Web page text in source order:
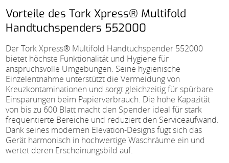
Vorteile des Tork Xpress® Multifold
Handtuchspenders 552000
Der Tork Xpress® Multifold Handtuchspender 552000
bietet höchste Funktionalität und Hygiene für
anspruchsvolle Umgebungen. Seine hygienische
Einzelentnahme unterstützt die Vermeidung von
Kreuzkontaminationen und sorgt gleichzeitig für spürbare
Einsparungen beim Papierverbrauch. Die hohe Kapazität
von bis zu 600 Blatt macht den Spender ideal für stark
frequentierte Bereiche und reduziert den Serviceaufwand.
Dank seines modernen Elevation-Designs fügt sich das
Gerät harmonisch in hochwertige Waschräume ein und
wertet deren Erscheinungsbild auf.